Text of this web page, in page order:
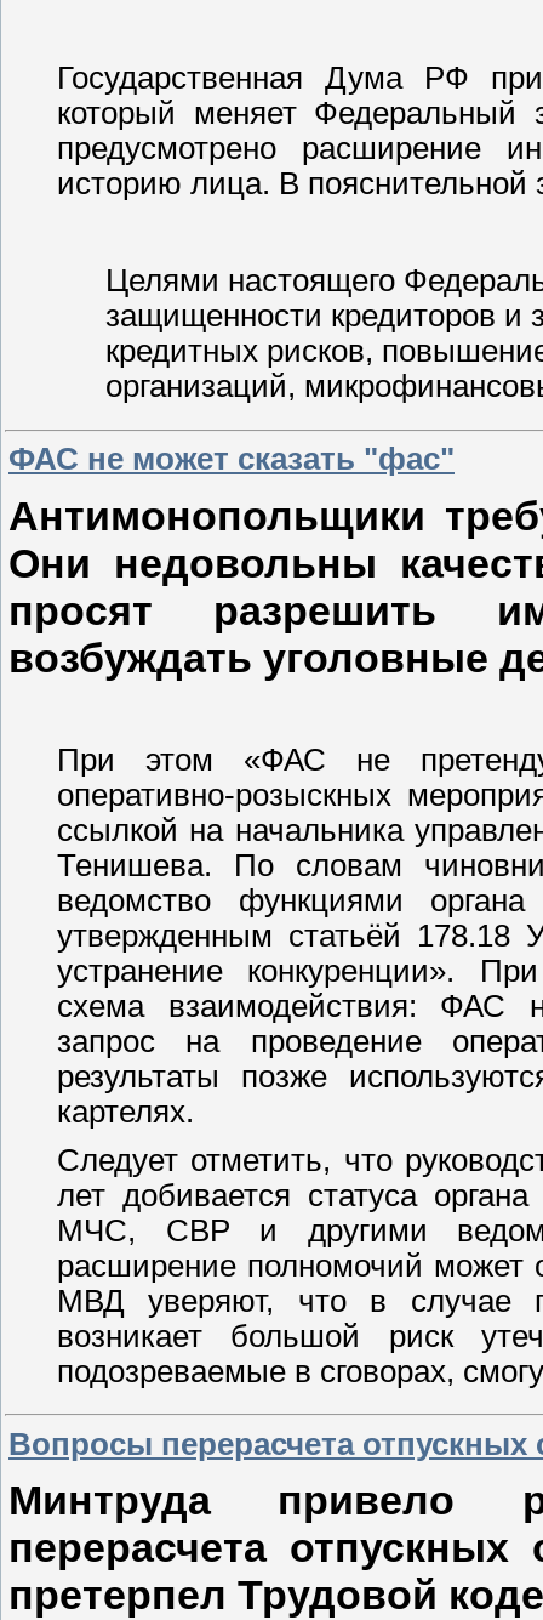
Государственная Дума РФ
который меняет Федеральный
предусмотрено расширение
историю лица. В пояснительной
Целями настоящего
защищенности кредиторов и
кредитных рисков,
организаций,
ФАС не может сказать "фас"
Антимонопольщики
Они недовольны
просят разрешить
возбуждать уголовные
При этом «ФАС не
оперативно-розыскных
ссылкой на начальника
Тенишева. По словам
ведомство функциями
утвержденным статьёй 178.18
устранение конкуренции».
схема взаимодействия: ФАС
запрос на проведение
результаты позже
картелях.
Следует отметить, что
лет добивается статуса
МЧС, СВР и другими
расширение полномочий может
МВД уверяют, что в случае
возникает большой риск
подозреваемые в сговорах,
Вопросы перерасчета отпускных
Минтруда привело
перерасчета
претерпел Трудовой